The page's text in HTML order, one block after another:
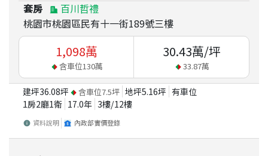
套房
百川哲禮
桃園市桃園區民有十一街189號三樓
1,098萬
含車位130萬
30.43萬/坪
33.87萬
建坪36.08坪 含車位7.5坪 地坪5.16坪 有車位
1房2廳1衛 17.0年 3樓/12樓
資料說明 內政部實價登錄